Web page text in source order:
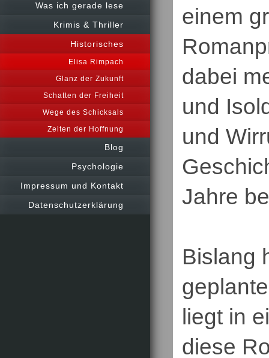
Was ich gerade lese
Krimis & Thriller
Historisches
Elisa Rimpach
Glanz der Zukunft
Schatten der Freiheit
Wege des Schicksals
Zeiten der Hoffnung
Blog
Psychologie
Impressum und Kontakt
Datenschutzerklärung
einem
dabei
und
und
Jahre
Bislang
liegt in
diese